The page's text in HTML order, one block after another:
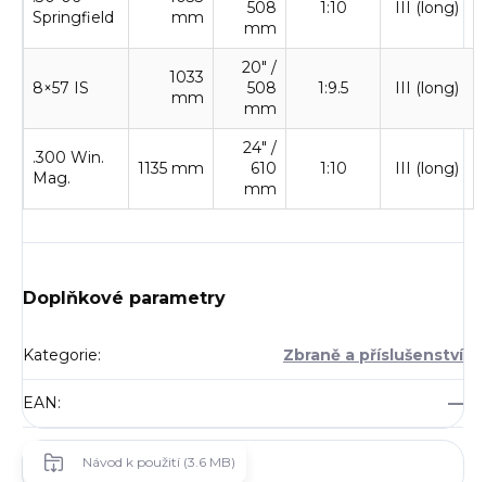
Springfield
mm
508
mm
1:10 III (long)
8×57 IS
1033
mm
20" /
508
mm
1:9.5 III (long)
.300 Win.
Mag.
1135 mm
24" /
610
mm
1:10 III (long)
Doplňkové parametry
Kategorie: Zbraně a příslušenství
EAN: —
Návod k použití (3.6 MB)